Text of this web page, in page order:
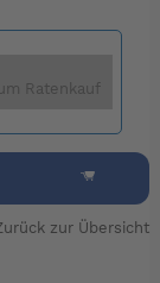
Ratenkauf
zur Übersicht